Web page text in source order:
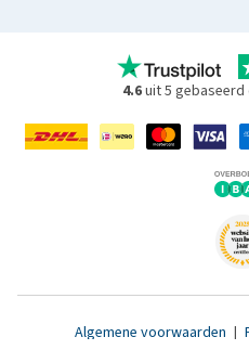
4.6uit 5 gebaseerd
Algemene voorwaarden |